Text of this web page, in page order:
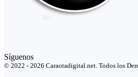
Síguenos
© 2022 - 2026 Caraotadigital.net. Todos los